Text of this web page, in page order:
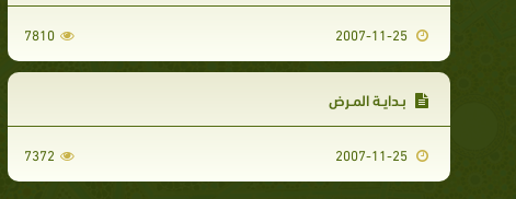
2007-11-25
7810
بـدايـة المـرض‏‏
2007-11-25
7372